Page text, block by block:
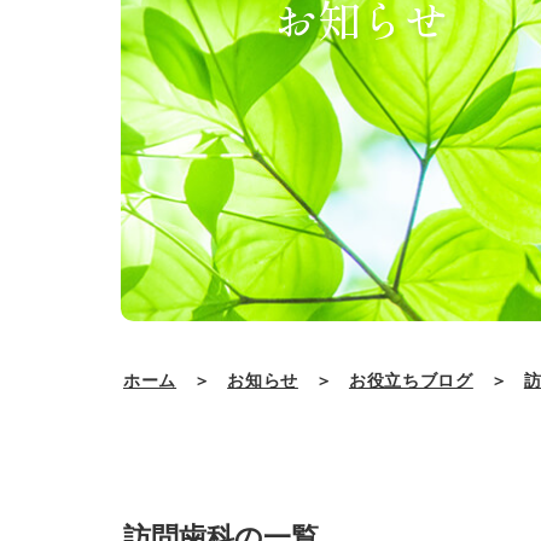
お知らせ
ホーム ＞ お知らせ ＞ お役立ちブログ＞